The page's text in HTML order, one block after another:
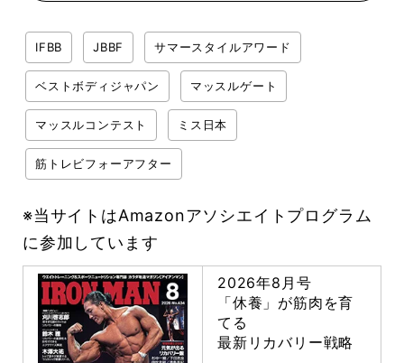
IFBB JBBF サマースタイルアワード
ベストボディジャパン マッスルゲート
マッスルコンテスト ミス日本
筋トレビフォーアフター
※当サイトはAmazonアソシエイトプログラム
に参加しています
2026年8月号
「休養」が筋肉を育
てる
最新リカバリー戦略